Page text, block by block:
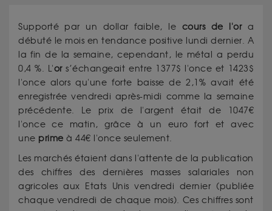
Supporté par un dollar faible, le cours de l'ora
débuté le mois en tendance positive lundi dernier. A
la fin de la semaine, cependant, le métal a perdu
0,4 %. L'ors’échangeait entre 1377$ l'once et 1423$
l'once alors qu'une forte baisse de 2,1% avait été
enregistrée vendredi après-midi comme la semaine
précédente. Le prix de l'argent était de 1047€
l'once ce matin, grâce à un euro fort et avec
une prime à 44€ l'once seulement.
Les marchés étaient dans l'attente de la publication
des chiffres des dernières masses salariales non
agricoles aux Etats Unis vendredi dernier (publiée
chaque vendredi de chaque mois). Ces chiffres sont